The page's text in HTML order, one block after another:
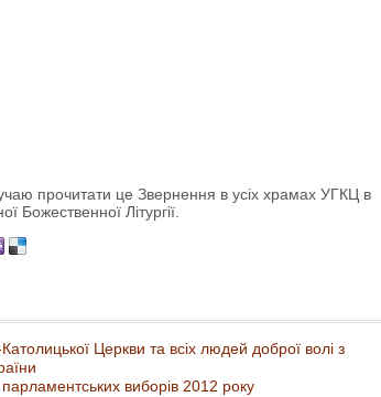
прочитати це Звернення в усіх храмах УГКЦ в
Літургії.
Церкви та всіх людей доброї волі з
виборів 2012 року